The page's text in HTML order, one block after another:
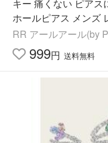
キー 痛くない ピアス
ホールピアス メンズ
粒 磁石イヤリング フ
れにくい韓国風
RR アールアール(by
999円 送料無料